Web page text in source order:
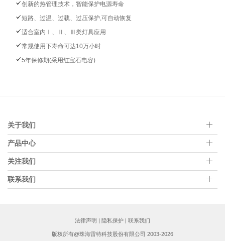
创新的热管理技术，智能保护电源寿命
短路、过温、过载、过压保护,可自动恢复
适合室内Ⅰ、Ⅱ、Ⅲ类灯具应用
常规使用下寿命可达10万小时
5年保修期(采用红宝石电容)
关于我们
产品中心
关注我们
联系我们
法律声明 | 隐私保护 | 联系我们
版权所有@珠海雷特科技股份有限公司 2003-2026